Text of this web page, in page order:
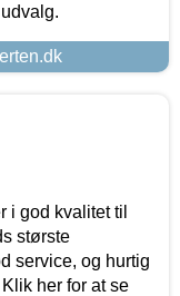
i god kvalitet til
største
service, og hurtig
her for at se